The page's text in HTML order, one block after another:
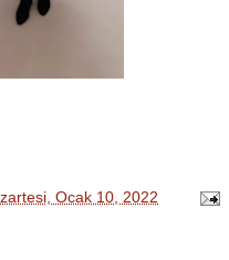
Ocak 10, 2022